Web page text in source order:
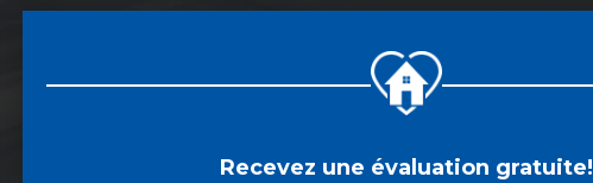
Recevez une évaluation gratuite!